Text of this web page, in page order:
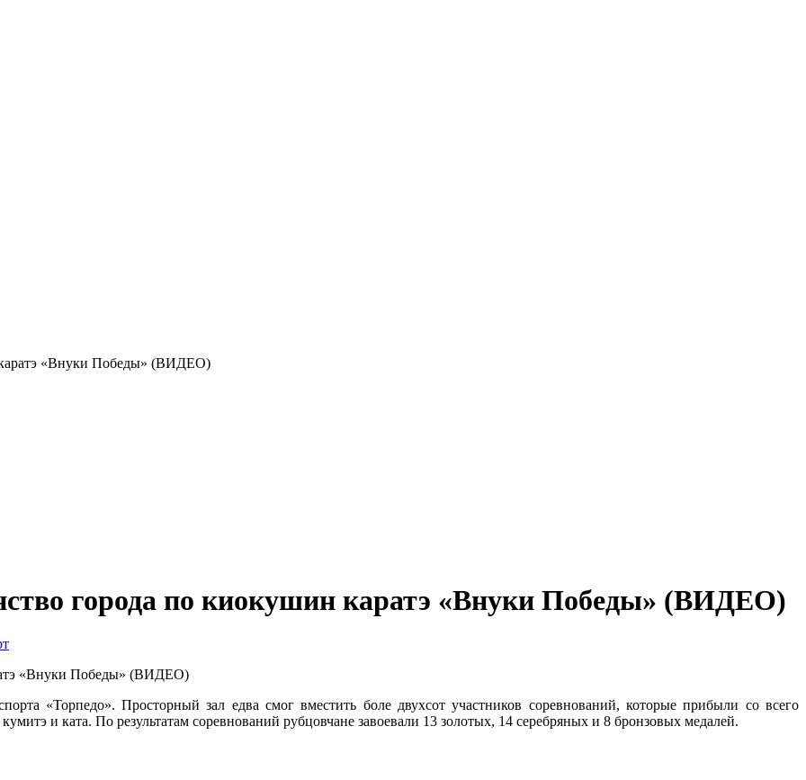
каратэ «Внуки Победы» (ВИДЕО)
города по киокушин каратэ «Внуки Победы» (ВИДЕО)
«Торпедо». Просторный зал едва смог вместить боле двухсот участников соревнований, которые прибыли со всего
и ката. По результатам соревнований рубцовчане завоевали 13 золотых, 14 серебряных и 8 бронзовых медалей.